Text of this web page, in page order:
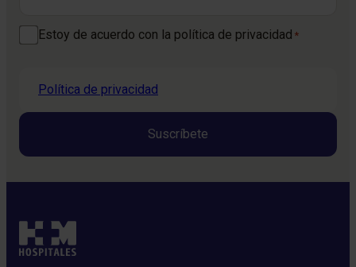
Consentimiento *
Estoy de acuerdo con la política de privacidad *
Política de privacidad